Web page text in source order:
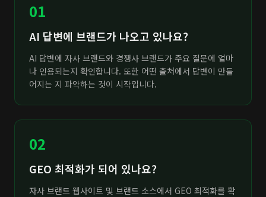
01
AI 답변에 브랜드가 나오고 있나요?
AI 답변에 자사 브랜드와 경쟁사 브랜드가 주요 질문에 얼마
나 인용되는지 확인합니다. 또한 어떤 출처에서 답변이 만들
어지는 지 파악하는 것이 시작입니다.
02
GEO 최적화가 되어 있나요?
자사 브랜드 웹사이트 및 브랜드 소스에서 GEO 최적화를 확